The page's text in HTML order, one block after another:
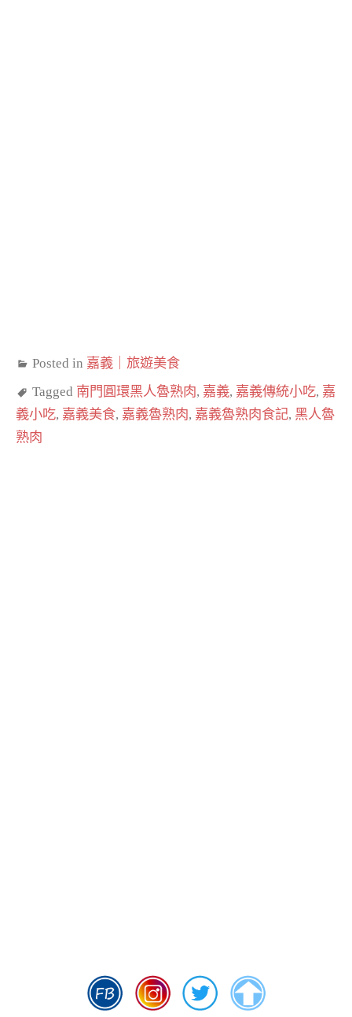
Posted in 嘉義｜旅遊美食
Tagged 南門圓環黑人魯熟肉, 嘉義, 嘉義傳統小吃, 嘉
義小吃, 嘉義美食, 嘉義魯熟肉, 嘉義魯熟肉食記, 黑人魯
熟肉